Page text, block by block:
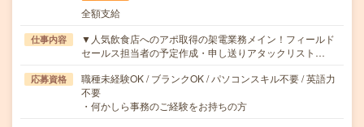
全額支給
仕事内容
▼人気飲食店へのアポ取得の架電業務メイン！フィールド
セールス担当者の予定作成・申し送りアタックリスト…
応募資格
職種未経験OK / ブランクOK / パソコンスキル不要 / 英語力
不要
・何かしら事務のご経験をお持ちの方